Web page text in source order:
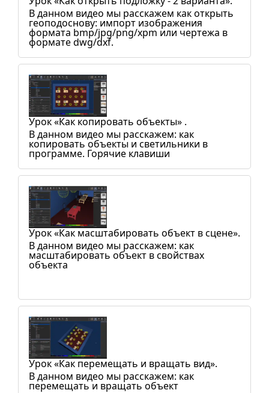
В данном видео мы расскажем как открыть
геоподоснову: импорт изображения
формата bmp/jpg/png/xpm или чертежа в
формате dwg/dxf.
Урок «Как копировать объекты» .
В данном видео мы расскажем: как
копировать объекты и светильники в
программе. Горячие клавиши
Урок «Как масштабировать объект в сцене».
В данном видео мы расскажем: как
масштабировать объект в свойствах
объекта
Урок «Как перемещать и вращать вид».
В данном видео мы расскажем: как
перемещать и вращать объект